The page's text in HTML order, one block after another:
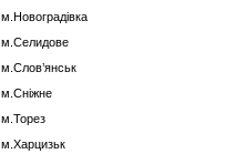
м.Новоградівка
м.Селидове
м.Слов’янськ
м.Сніжне
м.Торез
м.Харцизьк